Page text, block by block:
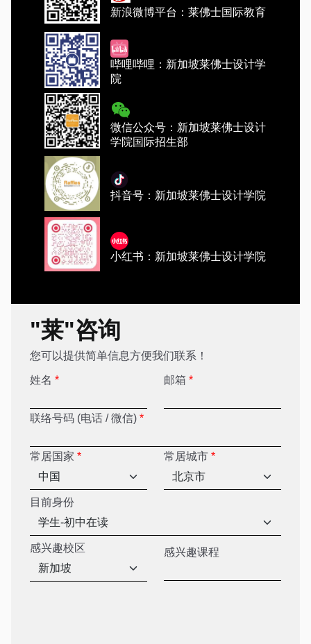
新浪微博平台：莱佛士国际教育
哔哩哔哩：新加坡莱佛士设计学
院
微信公众号：新加坡莱佛士设计
学院国际招生部
抖音号：新加坡莱佛士设计学院
小红书：新加坡莱佛士设计学院
"莱"咨询
您可以提供简单信息方便我们联系！
姓名 * 邮箱 *
联络号码 (电话 / 微信) *
常居国家 * 常居城市 *
目前身份
感兴趣校区 感兴趣课程